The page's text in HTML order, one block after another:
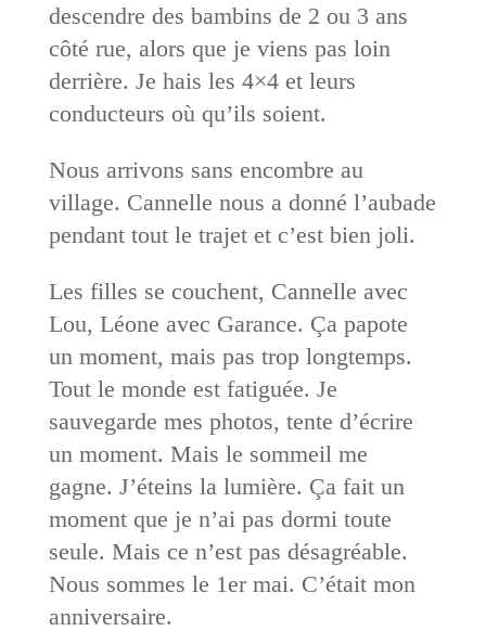
descendre des bambins de 2 ou 3 ans
côté rue, alors que je viens pas loin
derrière. Je hais les 4×4 et leurs
conducteurs où qu’ils soient.
Nous arrivons sans encombre au
village. Cannelle nous a donné l’aubade
pendant tout le trajet et c’est bien joli.
Les filles se couchent, Cannelle avec
Lou, Léone avec Garance. Ça papote
un moment, mais pas trop longtemps.
Tout le monde est fatiguée. Je
sauvegarde mes photos, tente d’écrire
un moment. Mais le sommeil me
gagne. J’éteins la lumière. Ça fait un
moment que je n’ai pas dormi toute
seule. Mais ce n’est pas désagréable.
Nous sommes le 1er mai. C’était mon
anniversaire.